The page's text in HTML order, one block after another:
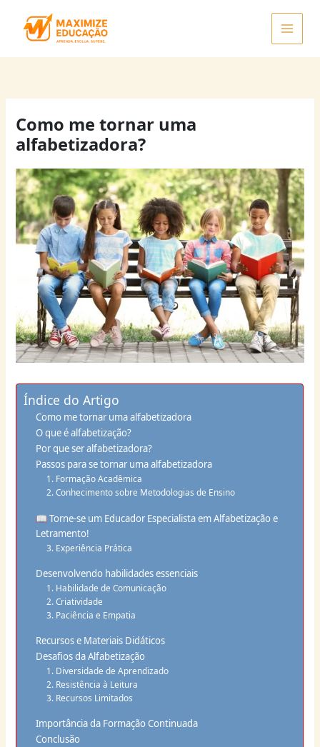
Como me tornar uma
alfabetizadora?
Índice do Artigo
Como me tornar uma alfabetizadora
O que é alfabetização?
Por que ser alfabetizadora?
Passos para se tornar uma alfabetizadora
1. Formação Acadêmica
2. Conhecimento sobre Metodologias de Ensino
📖 Torne-se um Educador Especialista em Alfabetização e
Letramento!
3. Experiência Prática
Desenvolvendo habilidades essenciais
1. Habilidade de Comunicação
2. Criatividade
3. Paciência e Empatia
Recursos e Materiais Didáticos
Desafios da Alfabetização
1. Diversidade de Aprendizado
2. Resistência à Leitura
3. Recursos Limitados
Importância da Formação Continuada
Conclusão